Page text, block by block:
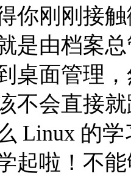
你刚刚接
是由档案
桌面管理
不会直接
Linux 的
起啦！不